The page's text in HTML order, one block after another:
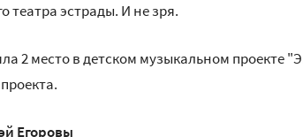
театра эстрады. И не зря.
2 место в детском музыкальном проекте
Егоровы